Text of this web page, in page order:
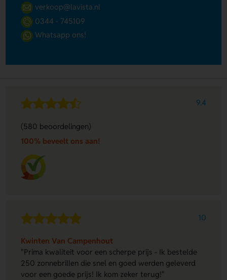
verkoop@lavista.nl
0344 - 745109
Whatsapp ons!
9.4
(580 beoordelingen)
100% beveelt ons aan!
10
Kwinten Van Campenhout
"Prima kwaliteit voor een scherpe prijs - Ik bestelde
250 zonnebrillen die snel en goed werden geleverd
voor een goede prijs! Ik kom zeker terug!"